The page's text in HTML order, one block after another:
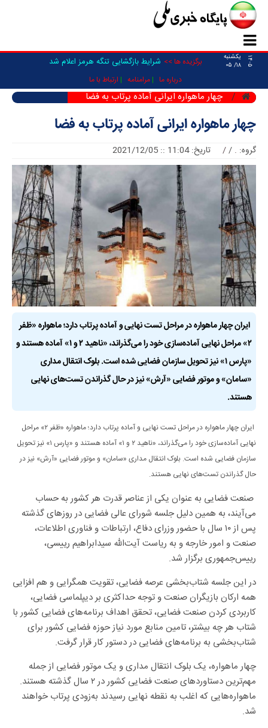
۱۴۰۵
یکشنبه
۱۸/ ۰۵
برگزیده ها >> _
درباره ما مرامنامه ارتباط با ما
چهار ماهواره ایرانی آماده پرتاب به فضا
چهار ماهواره ایرانی آماده پرتاب به فضا
گروه: .
/
/ تاریخ: 11:04 :: 2021/12/05
ایران چهار ماهواره در مراحل تست نهایی و آماده پرتاب دارد؛ ماهواره «ظفر
۲» مراحل نهایی آماده‌سازی خود را می‌گذراند، «ناهید ۲ و ۱» آماده هستند و
«پارس ۱» نیز تحویل سازمان فضایی شده است. بلوک انتقال مداری
«سامان» و موتور فضایی «آرش» نیز در حال گذراندن تست‌های نهایی
هستند.
ایران چهار ماهواره در مراحل تست نهایی و آماده پرتاب دارد؛ ماهواره «ظفر ۲» مراحل
نهایی آماده‌سازی خود را می‌گذراند، «ناهید ۲ و ۱» آماده هستند و «پارس ۱» نیز تحویل
سازمان فضایی شده است. بلوک انتقال مداری «سامان» و موتور فضایی «آرش» نیز در
حال گذراندن تست‌های نهایی هستند.
صنعت فضایی به عنوان یکی از عناصر قدرت هر کشور به حساب
می‌آیند، به همین دلیل جلسه شورای عالی فضایی در روزهای گذشته
پس از ۱۰ سال با حضور وزرای دفاع، ارتباطات و فناوری اطلاعات،
صنعت و امور خارجه و به ریاست آیت‌الله سیدابراهیم رییسی،
رییس‌جمهوری برگزار شد.
در این جلسه شتاب‌بخشی عرصه فضایی، تقویت همگرایی و هم افزایی
همه ارکان بازیگران صنعت و توجه حداکثری بر دیپلماسی فضایی،
کاربردی کردن صنعت فضایی، تحقق اهداف برنامه‌های فضایی کشور با
شتاب هر چه بیشتر، تامین منابع مورد نیاز حوزه فضایی کشور برای
شتاب‌بخشی به برنامه‌های فضایی در دستور کار قرار گرفت.
چهار ماهواره، یک بلوک انتقال مداری و یک موتور فضایی از جمله
مهم‌ترین دستاوردهای صنعت فضایی کشور در ۲ سال گذشته هستند.
ماهواره‌هایی که اغلب به نقطه نهایی رسیدند به‌زودی پرتاب خواهند
شد.